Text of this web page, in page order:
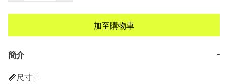
加至購物車
簡介
−
📏尺寸📏